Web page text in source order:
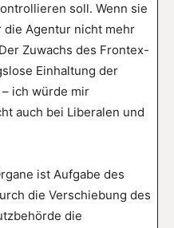
soll. Wenn sie
Agentur nicht mehr
Zuwachs des Frontex-
Einhaltung der
ich würde mir
auch bei Liberalen und
ist Aufgabe des
die Verschiebung des
die